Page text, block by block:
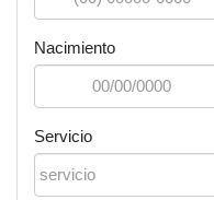
Nacimiento
Servicio